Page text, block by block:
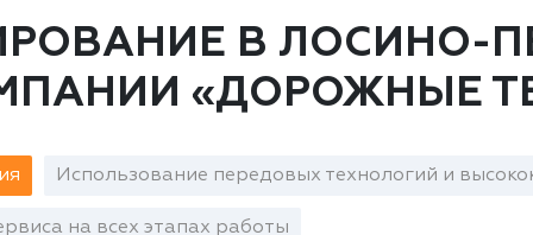
В ЛОСИНО-
«ДОРОЖНЫЕ
Использование передовых технологий и
на всех этапах работы